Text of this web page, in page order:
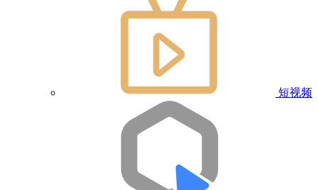
短视频